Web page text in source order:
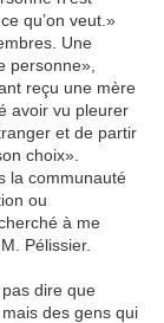
qu’on veut.»
Une
personne»,
reçu une mère
avoir vu pleurer
et de partir
choix».
la communauté
ou
à me
Pélissier.
dire que
des gens qui